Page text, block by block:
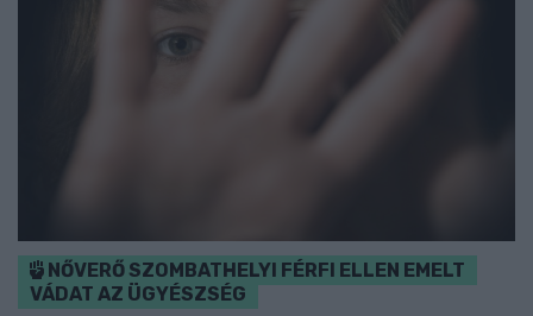
NŐVERŐ SZOMBATHELYI FÉRFI ELLEN EMELT
VÁDAT AZ ÜGYÉSZSÉG